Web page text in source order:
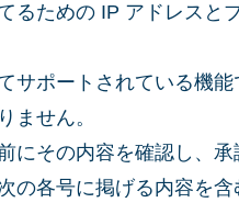
るための IP アドレスと
サポートされている機
ません。
にその内容を確認し、
の各号に掲げる内容を